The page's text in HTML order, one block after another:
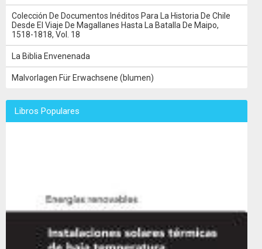
Colección De Documentos Inéditos Para La Historia De Chile
Desde El Viaje De Magallanes Hasta La Batalla De Maipo,
1518-1818, Vol. 18
La Biblia Envenenada
Malvorlagen Für Erwachsene (blumen)
Libros Populares